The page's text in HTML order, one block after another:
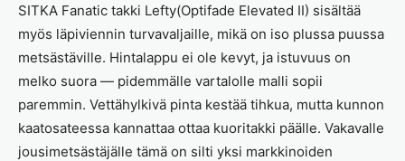
SITKA Fanatic takki Lefty(Optifade Elevated II) sisältää
myös läpiviennin turvavaljaille, mikä on iso plussa puussa
metsästäville. Hintalappu ei ole kevyt, ja istuvuus on
melko suora — pidemmälle vartalolle malli sopii
paremmin. Vettähylkivä pinta kestää tihkua, mutta kunnon
kaatosateessa kannattaa ottaa kuoritakki päälle. Vakavalle
jousimetsästäjälle tämä on silti yksi markkinoiden